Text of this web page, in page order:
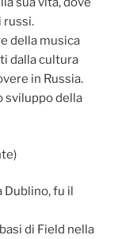
russi.
della musica
dalla cultura
in Russia.
sviluppo della
Dublino, fu il
di Field nella